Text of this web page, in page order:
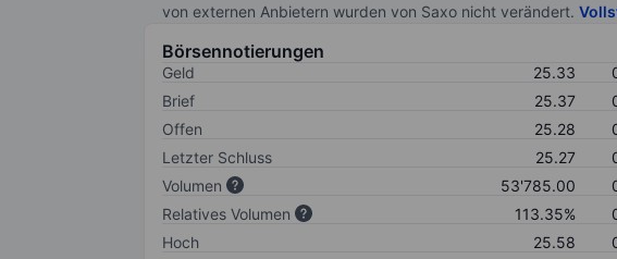
von externen Anbietern wurden von Saxo nicht verändert.
Börsennotierungen
Geld 25.33
Brief
25.37
Offen
25.28
Letzter Schluss
25.27
Volumen
53'785.00
Relatives Volumen
113.35%
Hoch
25.58